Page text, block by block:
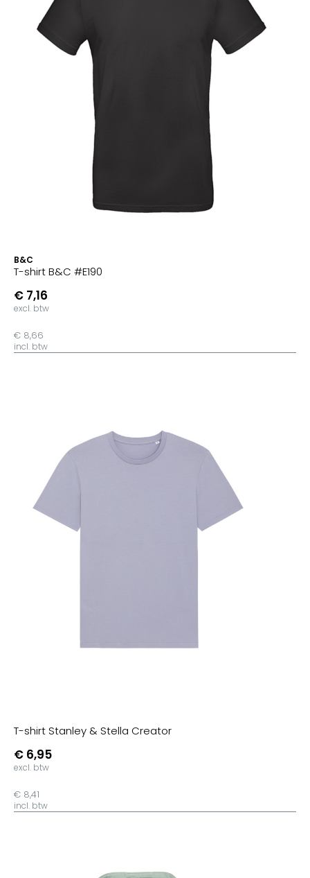
B&C
T-shirt B&C #E190
€ 7,16
excl. btw
€ 8,66
incl. btw
T-shirt Stanley & Stella Creator
€ 6,95
excl. btw
€ 8,41
incl. btw